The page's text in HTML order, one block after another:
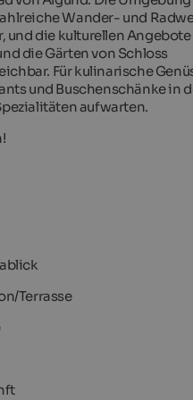
Wander- und
und die kulturellen
die Gärten von Schloss
Für kulinarische
und Buschenschänke in
aufwarten.
Terrasse